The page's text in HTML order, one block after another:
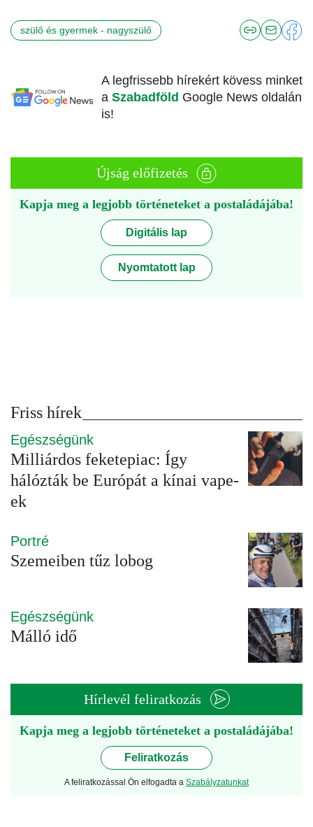
szülő és gyermek - nagyszülő
A legfrissebb hírekért kövess minket
a Szabadföld Google News oldalán
is!
Újság előfizetés
Kapja meg a legjobb történeteket a postaládájába!
Digitális lap
Nyomtatott lap
Friss hírek
Egészségünk
Milliárdos feketepiac: Így
hálózták be Európát a kínai vape-
ek
Portré
Szemeiben tűz lobog
Egészségünk
Málló idő
Hírlevél feliratkozás
Kapja meg a legjobb történeteket a postaládájába!
Feliratkozás
A feliratkozással Ön elfogadta a Szabályzatunkat